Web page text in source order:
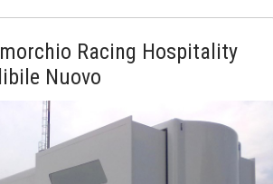
Racing Hospitality
Nuovo